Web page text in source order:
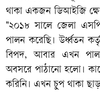
থাকা একজন ডিআইজি
"২০১৮ সালে জেলা এসপি
পালন করেছি। উর্ধ্বতন
বিপদ, আবার এখন
অবসরে পাঠানো হলো।
করিনি। এখন চুপ থাকা